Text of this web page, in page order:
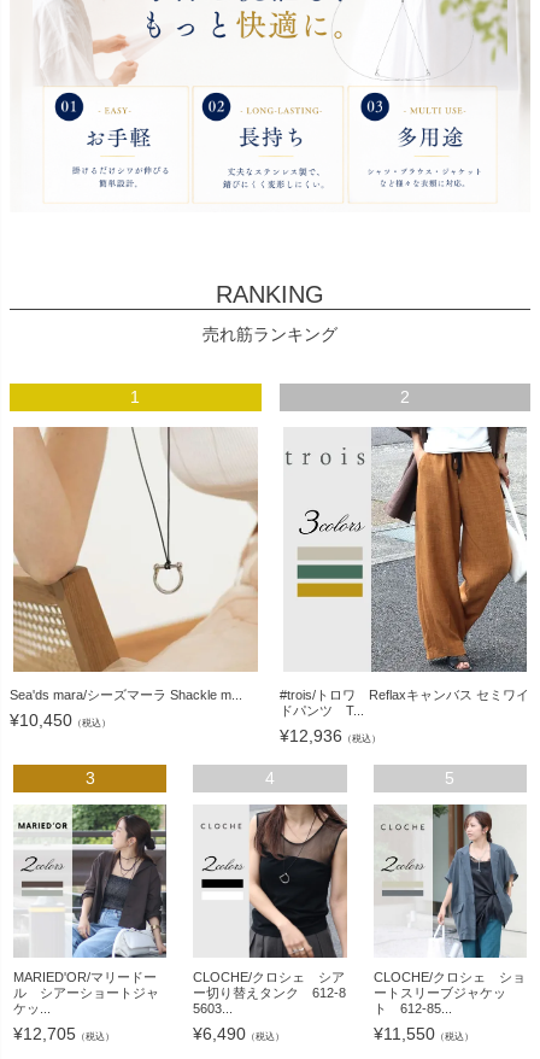
RANKING
売れ筋ランキング
1
Sea'ds mara/シーズマーラ Shackle m...
¥10,450 （税込）
2
#trois/トロワ Reflaxキャンバス セミワイ
ドパンツ T...
¥12,936 （税込）
3
MARIED'OR/マリードー
ル シアーショートジャ
ケッ...
¥12,705 （税込）
4
CLOCHE/クロシェ シア
ー切り替えタンク 612-8
5603...
¥6,490 （税込）
5
CLOCHE/クロシェ ショ
ートスリーブジャケッ
ト 612-85...
¥11,550（税込）